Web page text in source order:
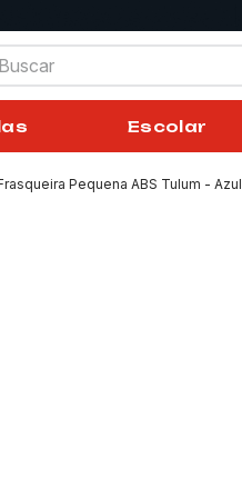
Escolar
Pequena ABS Tulum - Azul